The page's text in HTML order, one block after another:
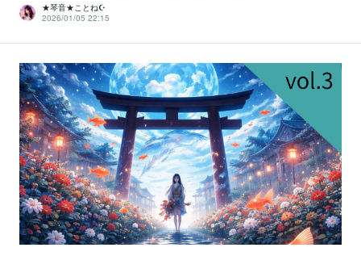
★琴音★ことね☪️
2026/01/05 22:15